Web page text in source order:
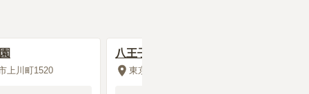
上川町1520
八王子 上川霊園
東京都八王子市上川町1520